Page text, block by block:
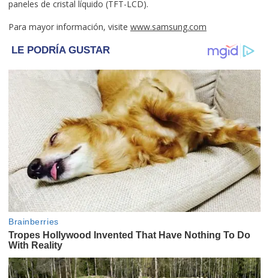
paneles de cristal líquido (TFT-LCD).
Para mayor información, visite www.samsung.com